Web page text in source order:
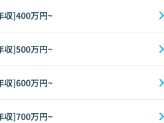
収]400万円~
収]500万円~
収]600万円~
収]700万円~